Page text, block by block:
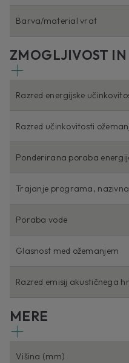
Barva/material vrat
ZMOGLJIVOST
Razred energijske
Razred učinkovitosti
Ponderirana poraba
Trajanje programa,
Poraba vode
Glasnost med ožemanjem
Razred emisij akustičnega
MERE
Višina (mm)